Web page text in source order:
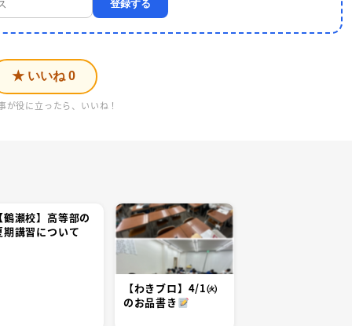
登録する
★ いいね0
が役に立ったら、いいね！
【鶴瀬校】高等部の
期講習について
【わきブロ】4/1㈫
のお品書き